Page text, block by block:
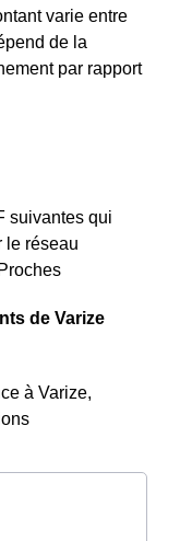
varie entre
de la
par rapport
suivantes qui
le réseau
de Varize
à Varize,